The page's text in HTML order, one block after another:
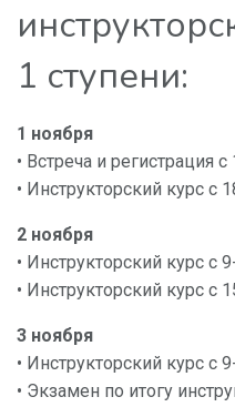
1 ступени:
1 ноября
• Встреча и регистрация с
• Инструкторский курс с
2 ноября
• Инструкторский курс с
• Инструкторский курс с
3 ноября
• Инструкторский курс с
• Экзамен по итогу